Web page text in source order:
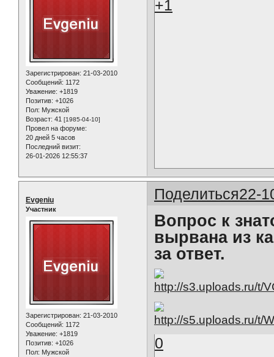
Зарегистрирован: 21-03-2010
Сообщений: 1172
Уважение: +1819
Позитив: +1026
Пол: Мужской
Возраст: 41 [1985-04-10]
Провел на форуме:
20 дней 5 часов
Последний визит:
26-01-2026 12:55:37
+1
Поделиться22-
Evgeniu
Участник
Зарегистрирован: 21-03-2010
Сообщений: 1172
Уважение: +1819
Позитив: +1026
Пол: Мужской
Вопрос к
вырвана из
за ответ.
0